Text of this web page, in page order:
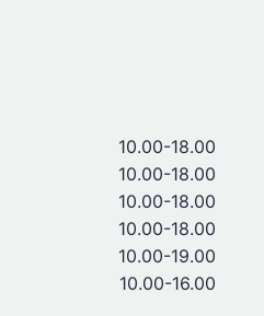
10.00-18.00
10.00-18.00
10.00-18.00
10.00-18.00
10.00-19.00
10.00-16.00